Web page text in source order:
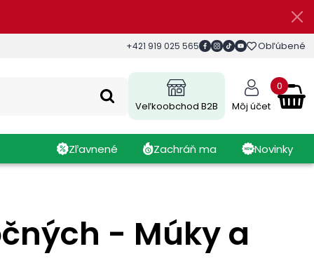
+421 919 025 565 Obľúbené
Veľkoobchod B2B Môj účet
0
Zľavnené Zachráň ma Novinky
- Múky a